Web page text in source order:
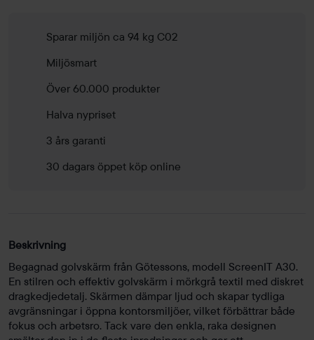
Sparar miljön ca 94 kg C02
Miljösmart
Över 60.000 produkter
Halva nypriset
3 års garanti
30 dagars öppet köp online
Beskrivning
Begagnad golvskärm från Götessons, modell ScreenIT A30.
En stilren och effektiv golvskärm i mörkgrå textil med diskret
dragkedjedetalj. Skärmen dämpar ljud och skapar tydliga
avgränsningar i öppna kontorsmiljöer, vilket förbättrar både
fokus och arbetsro. Tack vare den enkla, raka designen